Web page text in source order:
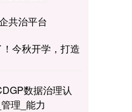
共治平台
今秋开学，打造
数据治理认
理_能力